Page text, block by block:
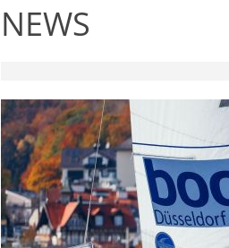
NEWS